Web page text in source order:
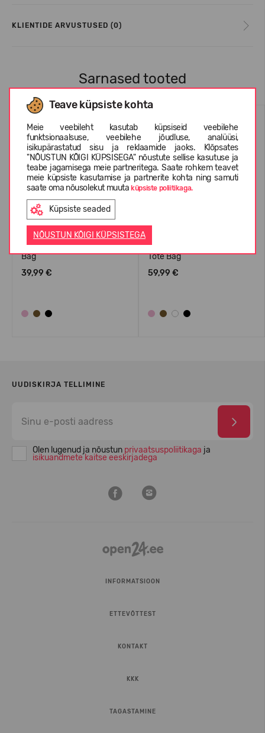
Teave küpsiste kohta
Meie veebileht kasutab küpsiseid veebilehe
funktsionaalsuse, veebilehe jõudluse, analüüsi,
isikupärastatud sisu ja reklaamide jaoks. Klõpsates
"NÕUSTUN KÕIGI KÜPSISEGA" nõustute sellise kasutuse ja
teabe jagamisega meie partneritega. Saate rohkem teavet
meie küpsiste kasutamise ja partnerite kohta ning samuti
saate oma nõusolekut muutaküpsiste poliitikaga.
Küpsiste seaded
NÕUSTUN KÕIGI KÜPSISTEGA
KLIENTIDE ARVUSTUSED (0)
Sarnased tooted
Crocs™ Classic Small Tote
Bag
39,99 €
Crocs™ Classic Medium
Tote Bag
59,99 €
UUDISKIRJA TELLIMINE
Olen lugenud ja nõustun privaatsuspoliitikaga ja
isikuandmete kaitse eeskirjadega
INFORMATSIOON
ETTEVÕTTEST
KONTAKT
KKK
TAGASTAMINE